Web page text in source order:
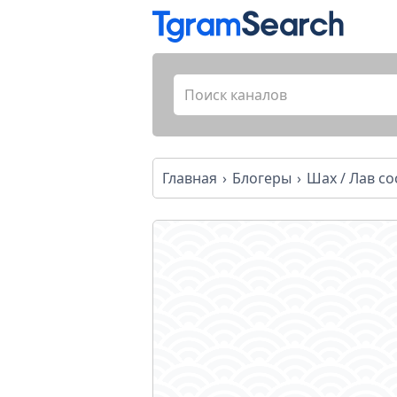
Главная Блогеры Шах / Лав